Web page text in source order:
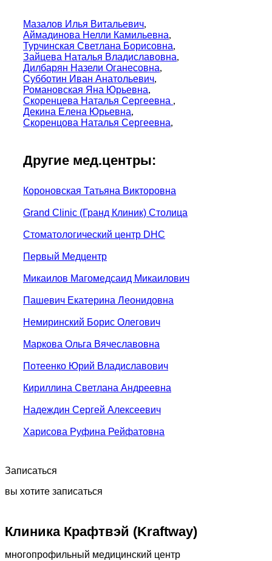
Мазалов Илья Витальевич,
Аймадинова Нелли Камильевна,
Турчинская Светлана Борисовна,
Зайцева Наталья Владиславовна,
Дилбарян Назели Оганесовна,
Субботин Иван Анатольевич,
Романовская Яна Юрьевна,
Скоренцева Наталья Сергеевна ,
Декина Елена Юрьевна,
Скоренцова Наталья Сергеевна,
Другие мед.центры:
Короновская Татьяна Викторовна
Grand Clinic (Гранд Клиник) Cтолица
Стоматологический центр DHC
Первый Медцентр
Микаилов Магомедсаид Микаилович
Пашевич Екатерина Леонидовна
Немиринский Борис Олегович
Маркова Ольга Вячеславовна
Потеенко Юрий Владиславович
Кириллина Светлана Андреевна
Надеждин Сергей Алексеевич
Харисова Руфина Рейфатовна
Записаться
вы хотите записаться
Клиника Крафтвэй (Kraftway)
многопрофильный медицинский центр